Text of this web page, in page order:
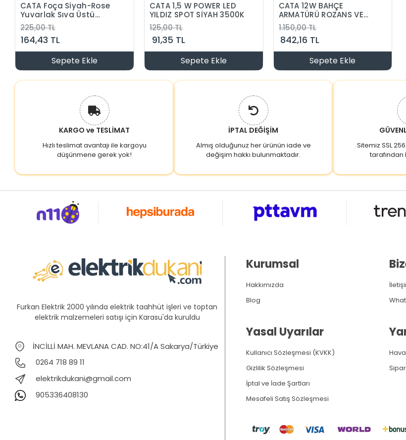
CATA Foça Siyah-Rose
Yuvarlak Sıva Üstü
Armatür GU-10 Duylu
(Ampulsüz)
225,00 TL
164,43 TL
Sepete Ekle
CATA 1,5 W POWER LED
YILDIZ SPOT SİYAH 3500K
125,00 TL
91,35 TL
Sepete Ekle
CATA 12W BAHÇE
ARMATÜRÜ ROZANS VE
KAZIKLI AMBER
1.150,00 TL
842,16 TL
Sepete Ekle
KARGO ve TESLİMAT
Hızlı teslimat avantajı ile kargoyu
düşünmene gerek yok!
İPTAL DEĞİŞİM
Almış olduğunuz her ürünün iade ve
değişim hakkı bulunmaktadır.
Sitemiz SSL
tarafından
Furkan Elektrik 2000 yılında elektrik taahhüt işleri ve toptan
elektrik malzemeleri satışı için Karasu'da kuruldu
İNCİLLİ MAH. MEVLANA CAD. NO:41/A Sakarya/Türkiye
0264 718 89 11
elektrikdukani@gmail.com
905336408130
Kurumsal
Hakkımızda
Blog
Yasal Uyarılar
Kullanıcı Sözleşmesi (KVKK)
Gizlilik Sözleşmesi
İptal ve İade Şartları
Mesafeli Satış Sözleşmesi